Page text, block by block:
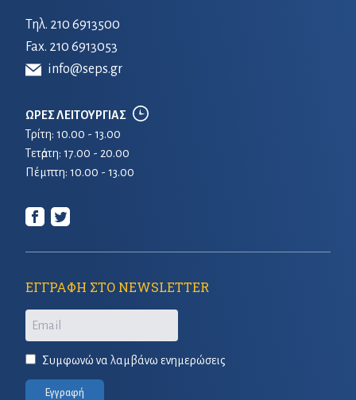
Τηλ. 210 6913500
Fax. 210 6913053
info@seps.gr
ΩΡΕΣ ΛΕΙΤΟΥΡΓΙΑΣ
Τρίτη: 10.00 - 13.00
Τετἀρτη: 17.00 - 20.00
Πέμπτη: 10.00 - 13.00
ΕΓΓΡΑΦΗ ΣΤΟ NEWSLETTER
Email
Συμφωνώ να λαμβάνω ενημερώσεις
Εγγραφή